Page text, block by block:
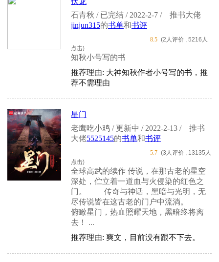
石青秋 / 已完结 / 2022-2-7 /
推书大佬
jinjun315的书单和书评
8.5 (2人评价 , 5216人
点击)
知秋小号写的书
推荐理由: 大神知秋作者小号写的书，推
荐不需理由
星门
老鹰吃小鸡 / 更新中 / 2022-2-13 /
推书
大佬5525145的书单和书评
5.7 (3人评价 , 13135人
点击)
全球高武的续作 传说，在那古老的星空
深处，伫立着一道血与火侵染的红色之
门。 传奇与神话，黑暗与光明，无
尽传说皆在这古老的门户中流淌。
俯瞰星门，热血照耀天地，黑暗终将离
去！ ...
推荐理由: 爽文，目前没有跟不下去。